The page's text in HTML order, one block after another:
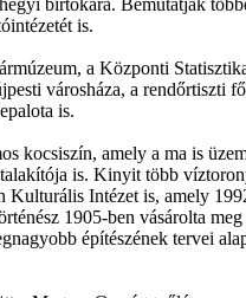
birtokára. Bemutatják
is.
a Központi
városháza, a rendőrtiszti
is.
kocsiszín, amely a ma is
is. Kinyit több
Kulturális Intézet is, amely
1905-ben vásárolta
építészének tervei